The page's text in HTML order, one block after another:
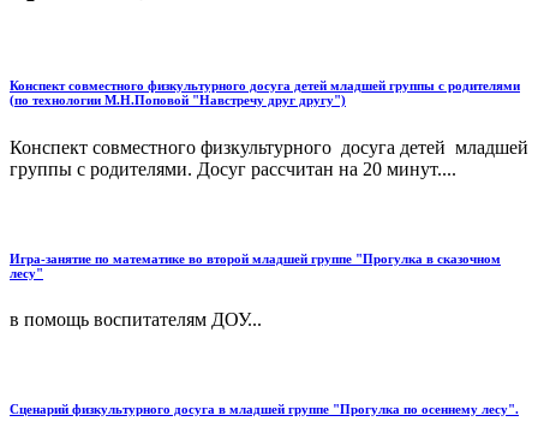
Конспект совместного физкультурного досуга детей младшей группы с родителями
(по технологии М.Н.Поповой "Навстречу друг другу")
Конспект совместного физкультурного досуга детей младшей
группы с родителями. Досуг рассчитан на 20 минут....
Игра-занятие по математике во второй младшей группе "Прогулка в сказочном
лесу"
в помощь воспитателям ДОУ...
Сценарий физкультурного досуга в младшей группе "Прогулка по осеннему лесу".